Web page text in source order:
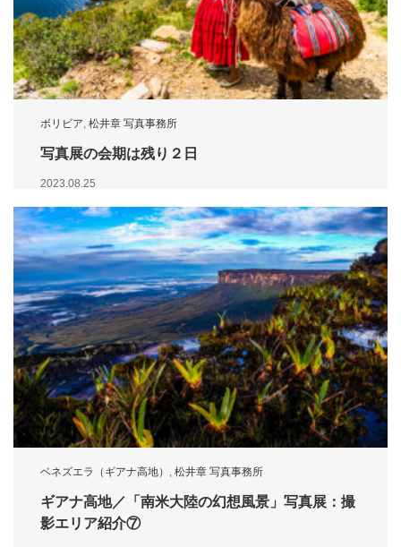
ボリビア 松井章 写真事務所
写真展の会期は残り２日
2023.08.25
ベネズエラ（ギアナ高地） , 松井章 写真事務所
ギアナ高地／「南米大陸の幻想風景」写真展：撮
影エリア紹介⑦